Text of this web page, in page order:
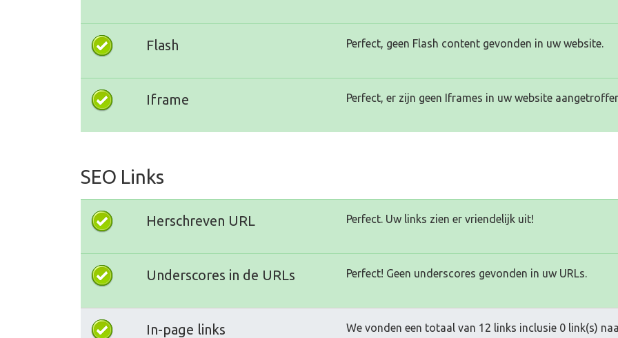
Flash Perfect, geen Flash content gevonden in uw website.
Iframe Perfect, er zijn geen Iframes in uw website
SEO Links
Herschreven URL Perfect. Uw links zien er vriendelijk uit!
Underscores in de URLs Perfect! Geen underscores gevonden in uw URLs.
In-page links We vonden een totaal van 12 links inclusie 0 link(s)